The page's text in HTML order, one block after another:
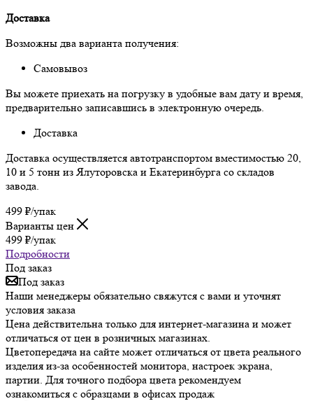
Доставка
Возможны два варианта получения:
Самовывоз
Вы можете приехать на погрузку в удобные вам дату и время,
предварительно записавшись в электронную очередь.
Доставка
Доставка осуществляется автотранспортом вместимостью 20,
10 и 5 тонн из Ялуторовска и Екатеринбурга со складов
завода.
499 ₽/упак
Варианты цен
499 ₽/упак
Подробности
Под заказ
Под заказ
Наши менеджеры обязательно свяжутся с вами и уточнят
условия заказа
Цена действительна только для интернет-магазина и может
отличаться от цен в розничных магазинах.
Цветопередача на сайте может отличаться от цвета реального
изделия из-за особенностей монитора, настроек экрана,
партии. Для точного подбора цвета рекомендуем
ознакомиться с образцами в офисах продаж